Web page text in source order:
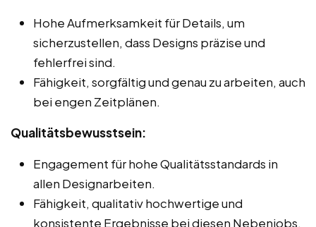
Hohe Aufmerksamkeit für Details, um
sicherzustellen, dass Designs präzise und
fehlerfrei sind.
Fähigkeit, sorgfältig und genau zu arbeiten, auch
bei engen Zeitplänen.
Qualitätsbewusstsein:
Engagement für hohe Qualitätsstandards in
allen Designarbeiten.
Fähigkeit, qualitativ hochwertige und
konsistente Ergebnisse bei diesen Nebenjobs,